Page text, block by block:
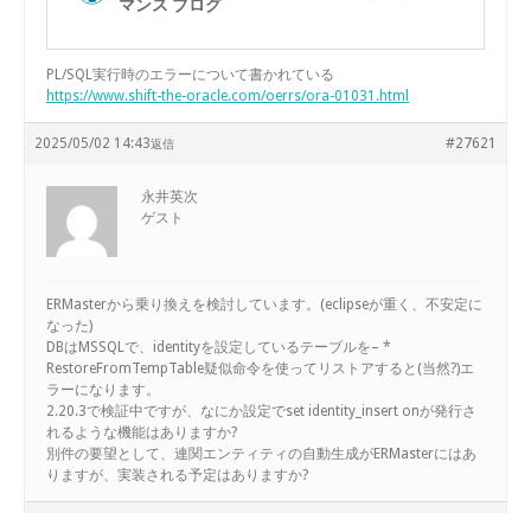
PL/SQL実行時のエラーについて書かれている
https://www.shift-the-oracle.com/oerrs/ora-01031.html
2025/05/02 14:43 #27621
返信
永井英次
ゲスト
ERMasterから乗り換えを検討しています。(eclipseが重く、不安定に
なった)
DBはMSSQLで、identityを設定しているテーブルを– *
RestoreFromTempTable疑似命令を使ってリストアすると(当然?)エ
ラーになります。
2.20.3で検証中ですが、なにか設定でset identity_insert onが発行さ
れるような機能はありますか?
別件の要望として、連関エンティティの自動生成がERMasterにはあ
りますが、実装される予定はありますか?